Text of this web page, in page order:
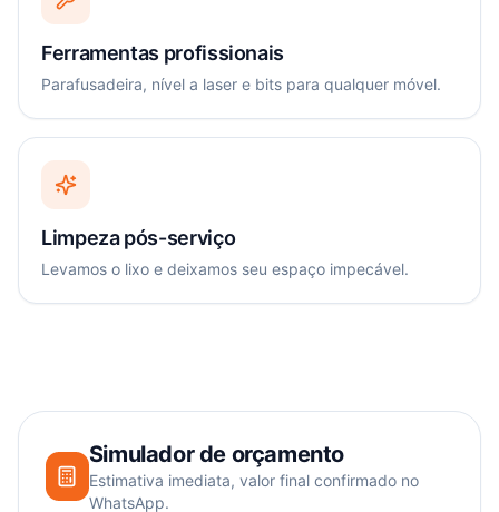
Ferramentas profissionais
Parafusadeira, nível a laser e bits para qualquer móvel.
Limpeza pós-serviço
Levamos o lixo e deixamos seu espaço impecável.
Simulador de orçamento
Estimativa imediata, valor final confirmado no
WhatsApp.